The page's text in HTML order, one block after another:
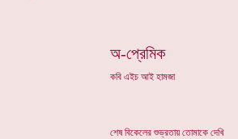
অ-প্রেমিক
কবি এইচ আই হামজা
শেষ বিকেলের শুভ্রতায় তোমাকে দেখি